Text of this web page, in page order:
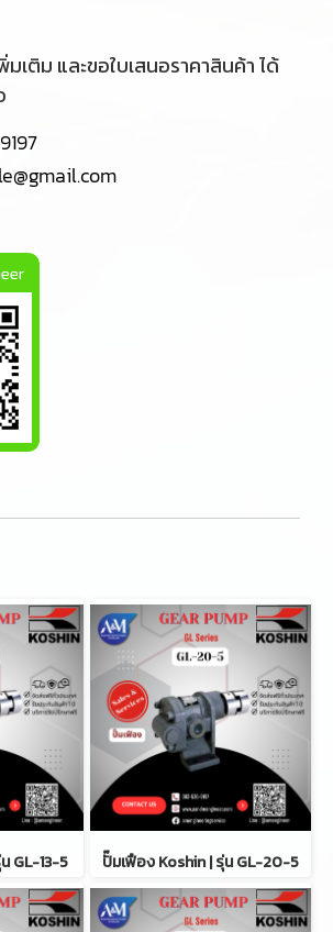
เติม และขอใบเสนอราคาสินค้า ได้
GL-13-5 ปั๊มเฟือง Koshin | รุ่น GL-20-5